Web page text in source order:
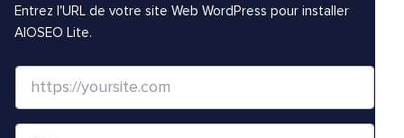
Entrez l'URL de votre site Web WordPress pour installer
AIOSEO Lite.
t